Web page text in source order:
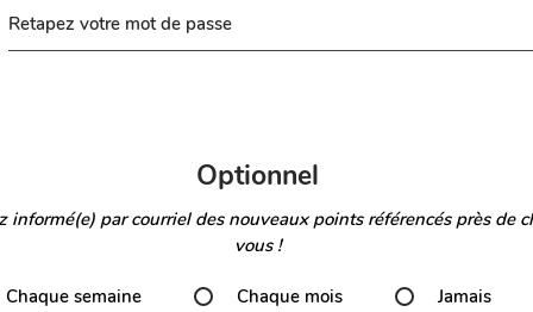
Retapez votre mot de passe
Optionnel
informé(e) par courriel des nouveaux points référencés près de
vous !
Chaque semaine Chaque mois Jamais